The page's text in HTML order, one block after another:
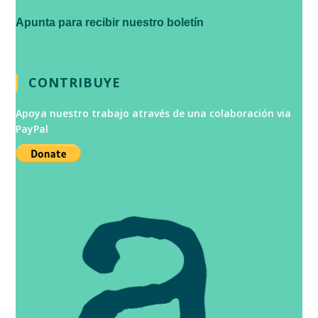
Apunta para recibir nuestro boletín
CONTRIBUYE
Apoya nuestro trabajo através de una colaboración via
PayPal